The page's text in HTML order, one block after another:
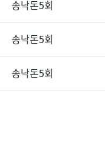
송낙돈5회
송낙돈5회
송낙돈5회